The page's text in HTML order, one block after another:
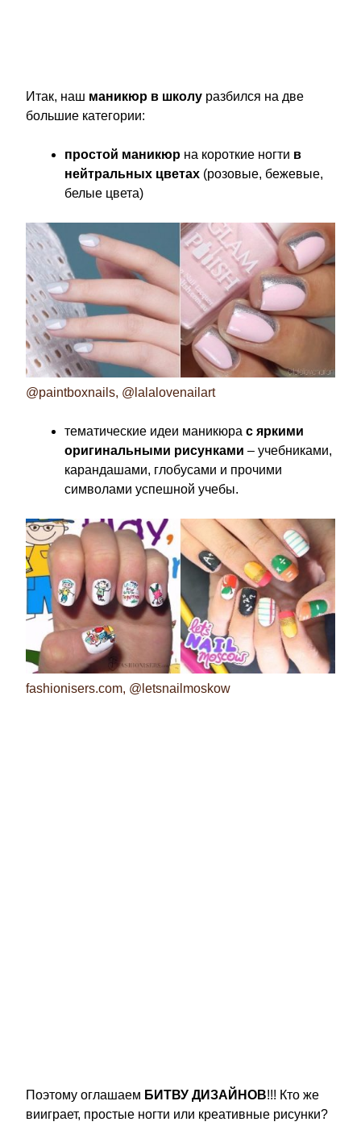
Итак, наш маникюр в школу разбился на две
большие категории:
простой маникюр на короткие ногти в
нейтральных цветах (розовые, бежевые,
белые цвета)
@paintboxnails, @lalalovenailart
тематические идеи маникюра с яркими
оригинальными рисунками – учебниками,
карандашами, глобусами и прочими
символами успешной учебы.
fashionisers.com, @letsnailmoskow
Поэтому оглашаем БИТВУ ДИЗАЙНОВ!!! Кто же
вииграет, простые ногти или креативные рисунки?